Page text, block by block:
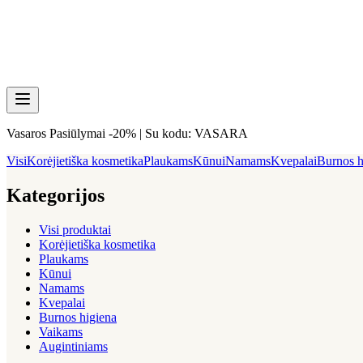
Vasaros Pasiūlymai -20% | Su kodu: VASARA
VisiKorėjietiška kosmetikaPlaukamsKūnuiNamamsKvepalaiBurnos
Kategorijos
Visi produktai
Korėjietiška kosmetika
Plaukams
Kūnui
Namams
Kvepalai
Burnos higiena
Vaikams
Augintiniams